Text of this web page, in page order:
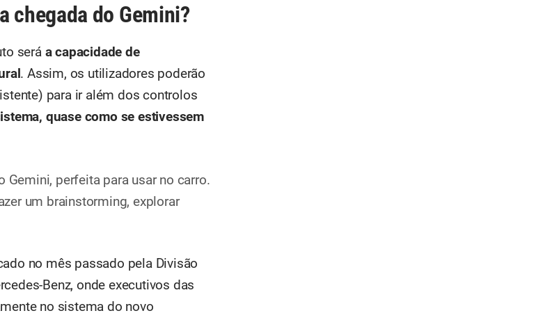
chegada do Gemini?
será a capacidade de
. Assim, os utilizadores poderão
para ir além dos controlos
quase como se estivessem
Gemini, perfeita para usar no carro.
um brainstorming, explorar
no mês passado pela Divisão
Benz, onde executivos das
no sistema do novo